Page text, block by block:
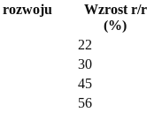
rozwoju
Wzrost r/r
(%)
22
30
45
56